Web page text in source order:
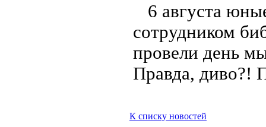
6 августа
сотрудником
провели день
Правда, диво?!
К списку новостей